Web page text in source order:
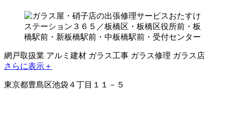
網戸取扱業 アルミ建材 ガラス工事 ガラス修理 ガラス店
さらに表示＋
東京都豊島区池袋４丁目１１－５